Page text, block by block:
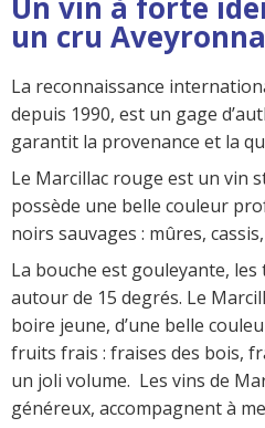
Un vin à forte
un cru
La reconnaissance
depuis 1990, est un gage
garantit la provenance et la
Le Marcillac rouge est un vin
possède une belle couleur
noirs sauvages : mûres,
La bouche est gouleyante,
autour de 15 degrés. Le
boire jeune, d’une belle
fruits frais : fraises des bois,
un joli volume. Les vins de
généreux, accompagnent à